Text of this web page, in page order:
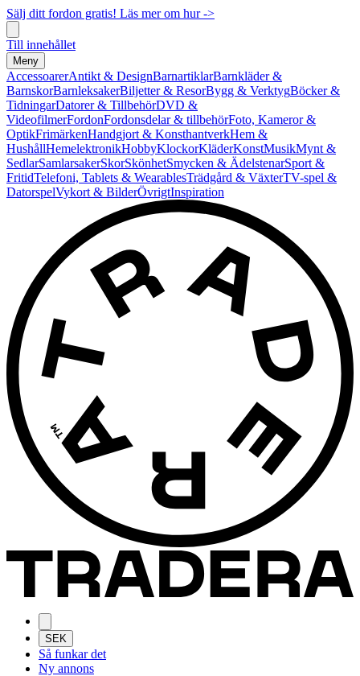
Sälj ditt fordon gratis! Läs mer om hur ->
Till innehållet
Meny
AccessoarerAntikt & DesignBarnartiklarBarnkläder &
BarnskorBarnleksakerBiljetter & ResorBygg & VerktygBöcker &
TidningarDatorer & TillbehörDVD &
VideofilmerFordonFordonsdelar & tillbehörFoto, Kameror &
OptikFrimärkenHandgjort & KonsthantverkHem &
HushållHemelektronikHobbyKlockorKläderKonstMusikMynt &
SedlarSamlarsakerSkorSkönhetSmycken & ÄdelstenarSport &
FritidTelefoni, Tablets & WearablesTrädgård & VäxterTV-spel &
DatorspelVykort & BilderÖvrigtInspiration
SEK
Så funkar det
Ny annons